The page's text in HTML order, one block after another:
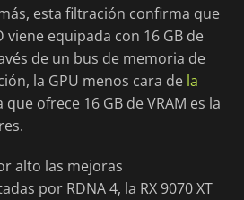
esta filtración confirma que
viene equipada con 16 GB de
de un bus de memoria de
la GPU menos cara de la
que ofrece 16 GB de VRAM es la
alto las mejoras
por RDNA 4, la RX 9070 XT